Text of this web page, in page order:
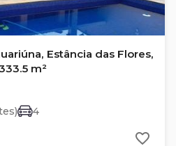
Estância das Flores,
m²
4